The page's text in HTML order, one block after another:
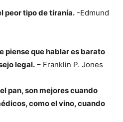
peor tipo de tiranía. -Edmund
piense que hablar es barato
legal. – Franklin P. Jones
pan, son mejores cuando
como el vino, cuando